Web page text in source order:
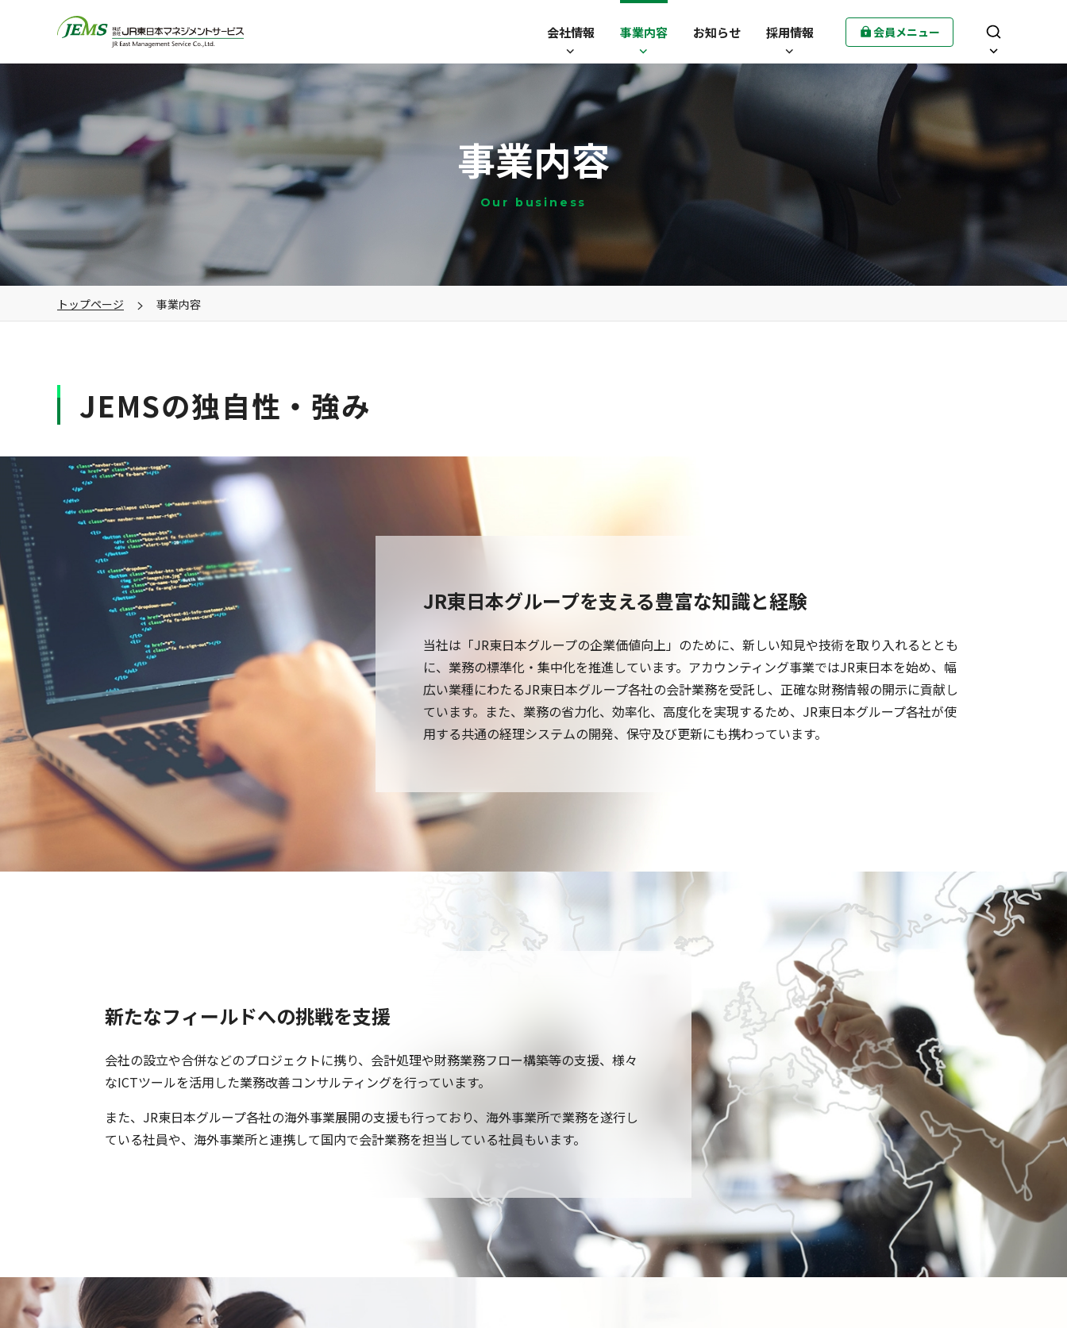
会社情報 事業内容 お知らせ 採用情報 会員メニュー
事業内容
Our business
トップページ 事業内容
JEMSの独自性・強み
JR東日本グループを支える豊富な知識と経験
当社は「JR東日本グループの企業価値向上」のために、新しい知見や技術を取り入れるととも
に、業務の標準化・集中化を推進しています。アカウンティング事業ではJR東日本を始め、幅
広い業種にわたるJR東日本グループ各社の会計業務を受託し、正確な財務情報の開示に貢献し
ています。また、業務の省力化、効率化、高度化を実現するため、JR東日本グループ各社が使
用する共通の経理システムの開発、保守及び更新にも携わっています。
新たなフィールドへの挑戦を支援
会社の設立や合併などのプロジェクトに携り、会計処理や財務業務フロー構築等の支援、様々
なICTツールを活用した業務改善コンサルティングを行っています。
また、JR東日本グループ各社の海外事業展開の支援も行っており、海外事業所で業務を遂行し
ている社員や、海外事業所と連携して国内で会計業務を担当している社員もいます。